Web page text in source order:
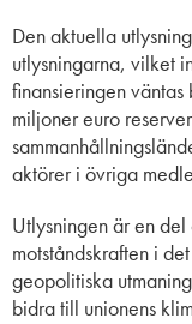
Den aktuella
utlysningarna, vilket
finansieringen
miljoner euro
aktörer i övriga
Utlysningen är en
motståndskraften i
geopolitiska
bidra till unionens